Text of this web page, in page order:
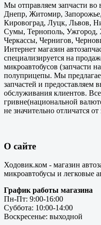
Мы отправляем запчасти
Днепр, Житомир,
Кировоград, Луцк, Львов,
Сумы, Тернополь, Ужгород,
Черкассы, Чернигов,
Интернет магазин
специализируется на
микроавтобусов (запчасти
полуприцепы. Мы
запчастей и предоставляем
обслуживания клиентов.
гривне(национальной
не значительно отличатся
О сайте
Ходовик.ком - магазин
микроавтобусы и легковые
График работы магазина
Пн-Пт: 9:00-16:00
Суббота: 10:00-14:00
Воскресенье: выходной